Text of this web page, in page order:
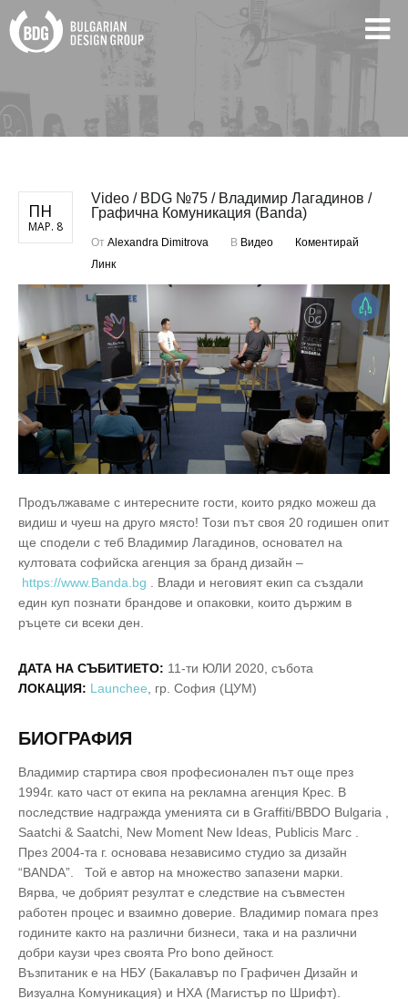
ПН
МАР. 8
Video / BDG №75 / Владимир Лагадинов /
Графична Комуникация (Banda)
От Alexandra Dimitrova В Видео
Коментирай
Линк
Продължаваме с интересните гости, които рядко можеш да
видиш и чуеш на друго място! Този път своя 20 годишен опит
ще сподели с теб Владимир Лагадинов, основател на
култовата софийска агенция за бранд дизайн –
https://www.Banda.bg . Влади и неговият екип са създали
един куп познати брандове и опаковки, които държим в
ръцете си всеки ден.
ДАТА НА СЪБИТИЕТО: 11-ти ЮЛИ 2020, събота
ЛОКАЦИЯ: Launchee , гр. София (ЦУМ)
БИОГРАФИЯ
Владимир стартира своя професионален път още през
1994г. като част от екипа на рекламна агенция Крес. В
последствие надгражда уменията си в Graffiti/BBDO Bulgaria ,
Saatchi & Saatchi, New Moment New Ideas, Publicis Marc .
През 2004-та г. основава независимо студио за дизайн
“BANDA”. Той е автор на множество запазени марки.
Вярва, че добрият резултат е следствие на съвместен
работен процес и взаимно доверие. Владимир помага през
годините както на различни бизнеси, така и на различни
добри каузи чрез своята Pro bono дейност.
Възпитаник е на НБУ (Бакалавър по Графичен Дизайн и
Визуална Комуникация) и НХА (Магистър по Шрифт).